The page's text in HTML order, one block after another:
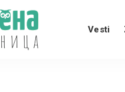
Vesti